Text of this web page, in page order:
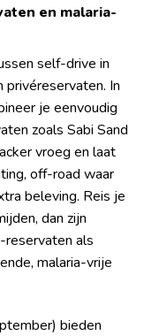
en malaria-
self-drive in
privéreservaten. In
je eenvoudig
zoals Sabi Sand
vroeg en laat
off-road waar
beleving. Reis je
dan zijn
reservaten als
malaria-vrije
bieden